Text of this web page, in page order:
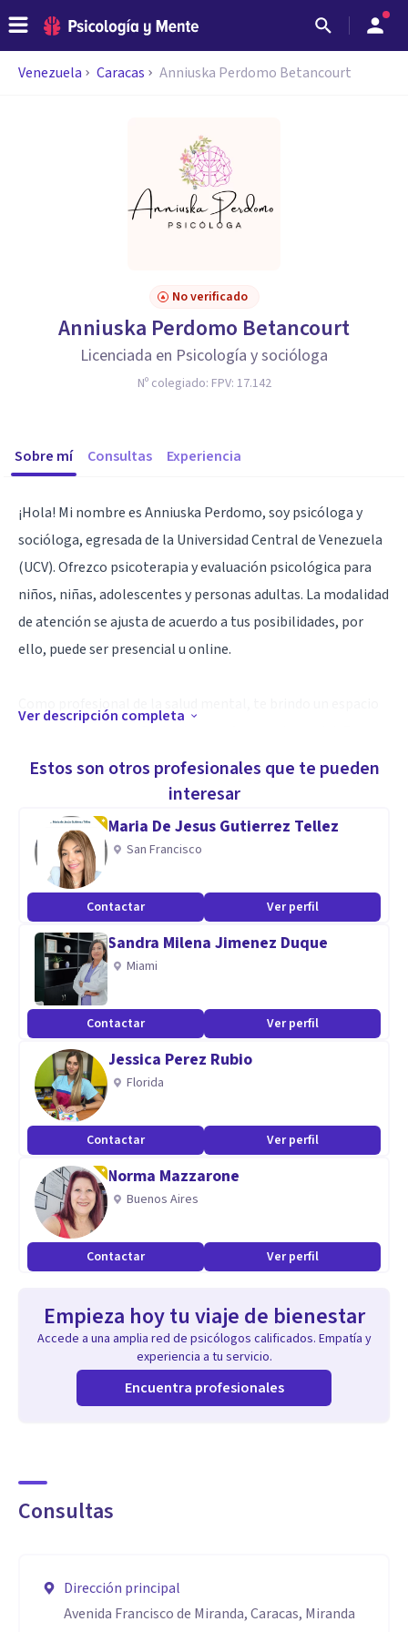
Venezuela Caracas Anniuska Perdomo Betancourt
No verificado
Anniuska Perdomo Betancourt
Licenciada en Psicología y socióloga
Nº colegiado: FPV: 17.142
Sobre mí Consultas Experiencia
¡Hola! Mi nombre es Anniuska Perdomo, soy psicóloga y
socióloga, egresada de la Universidad Central de Venezuela
(UCV). Ofrezco psicoterapia y evaluación psicológica para
niños, niñas, adolescentes y personas adultas. La modalidad
de atención se ajusta de acuerdo a tus posibilidades, por
ello, puede ser presencial u online.
conjunto iremos dándole un sentido a eso que te acontece,
lo cual te permitirá identificar y construir tus propios
recursos para hacer frente a aquello que te causa malestar.
Ver descripción completa
Estos son otros profesionales que te pueden
interesar
Maria De Jesus Gutierrez Tellez
San Francisco
Contactar Ver perfil
Sandra Milena Jimenez Duque
Miami
Contactar Ver perfil
Jessica Perez Rubio
Florida
Contactar Ver perfil
Norma Mazzarone
Buenos Aires
Contactar Ver perfil
Empieza hoy tu viaje de bienestar
Accede a una amplia red de psicólogos calificados. Empatía y
experiencia a tu servicio.
Encuentra profesionales
Consultas
Dirección principal
Avenida Francisco de Miranda, Caracas, Miranda